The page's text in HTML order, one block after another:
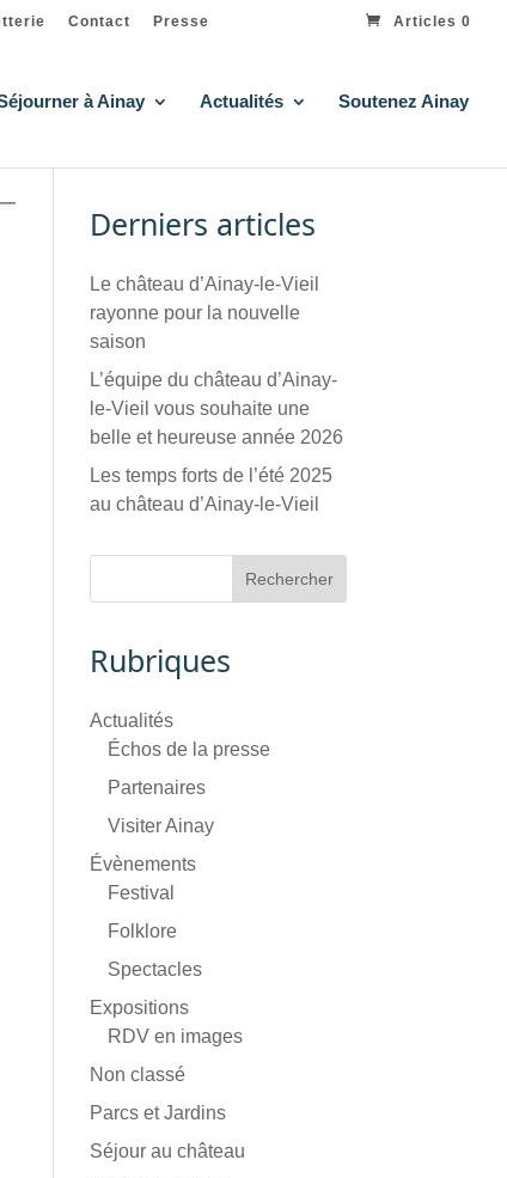
Contact Presse Articles 0
à Ainay Actualités Soutenez Ainay
Derniers articles
Le château d’Ainay-le-Vieil
rayonne pour la nouvelle
saison
L’équipe du château d’Ainay-
le-Vieil vous souhaite une
belle et heureuse année 2026
Les temps forts de l’été 2025
au château d’Ainay-le-Vieil
Rubriques
Actualités
Échos de la presse
Partenaires
Visiter Ainay
Évènements
Festival
Folklore
Spectacles
Expositions
RDV en images
Non classé
Parcs et Jardins
Séjour au château